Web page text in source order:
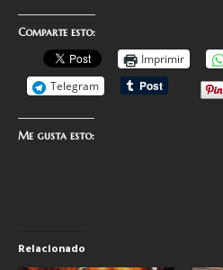
Comparte esto:
Imprimir
Telegram
Me gusta esto:
Relacionado